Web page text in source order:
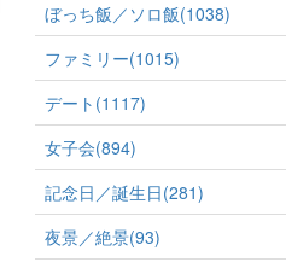
ぼっち飯／ソロ飯(1038)
ファミリー(1015)
デート(1117)
女子会(894)
記念日／誕生日(281)
夜景／絶景(93)